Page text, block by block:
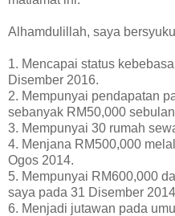
Alhamdulillah, saya
1. Mencapai status
Disember 2016.
2. Mempunyai pendapatan
sebanyak RM50,000
3. Mempunyai 30 rumah
4. Menjana RM500,000
Ogos 2014.
5. Mempunyai RM600,000
saya pada 31 Disember
6. Menjadi jutawan pada